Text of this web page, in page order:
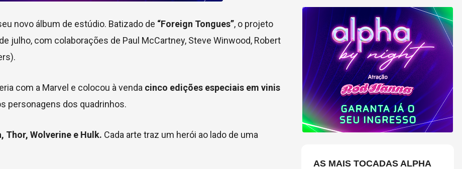
novo álbum de estúdio. Batizado de “Foreign Tongues”, o projeto
julho, com colaborações de Paul McCartney, Steve Winwood, Robert
com a Marvel e colocou à venda cinco edições especiais em vinis
personagens dos quadrinhos.
Thor, Wolverine e Hulk. Cada arte traz um herói ao lado de uma
AS MAIS TOCADAS ALPHA